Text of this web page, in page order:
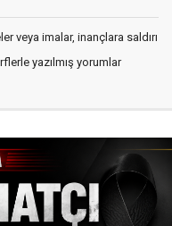
veya imalar, inançlara saldırı
yazılmış yorumlar